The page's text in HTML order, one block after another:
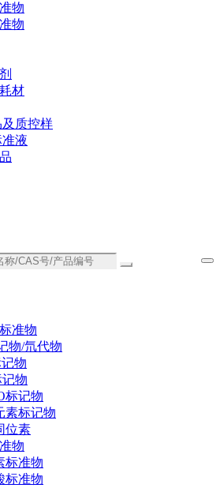
物
物
材
质控样
液
准物
物/氘代物
物
记物
标记物
素标记物
位素
物
标准物
标准物